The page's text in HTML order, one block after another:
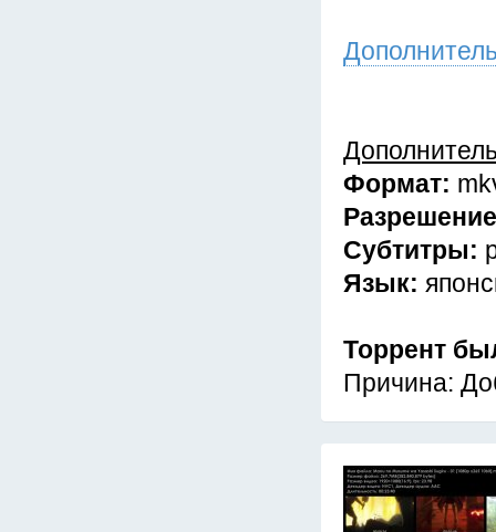
Формат:
Субтитры:
Язык:
Торрент
Причина: